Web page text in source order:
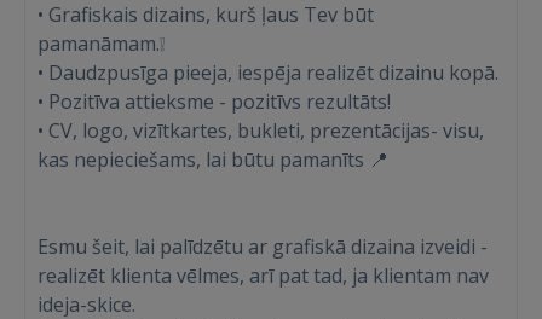
• Grafiskais dizains, kurš ļaus Tev būt
pamanāmam.❕
• Daudzpusīga pieeja, iespēja realizēt dizainu kopā.
• Pozitīva attieksme - pozitīvs rezultāts!
• CV, logo, vizītkartes, bukleti, prezentācijas- visu,
kas nepieciešams, lai būtu pamanīts 📍
Esmu šeit, lai palīdzētu ar grafiskā dizaina izveidi -
realizēt klienta vēlmes, arī pat tad, ja klientam nav
ideja-skice.